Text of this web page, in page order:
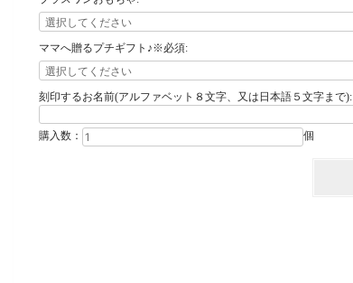
ママへ贈るプチギフト♪※必須:
刻印するお名前(アルファベット８文字、又は日本語５文字まで):
購入数： 個